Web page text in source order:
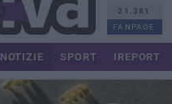
21.381
FANPAGE
NOTIZIE SPORT IREPORT